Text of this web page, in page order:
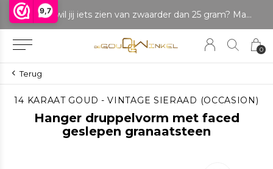
9,7
0
LET OP: wil jij iets zien van zwaarder dan 25 gram? Maak dan een afspraak om het product te bekijken. Producten boven de 25 gram NIET aanwezig in winkel.
Terug
14 KARAAT GOUD - VINTAGE SIERAAD (OCCASION)
Hanger druppelvorm met faced
geslepen granaatsteen